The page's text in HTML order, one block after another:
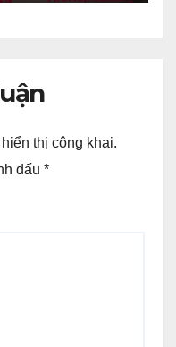
thị công khai.
dấu *